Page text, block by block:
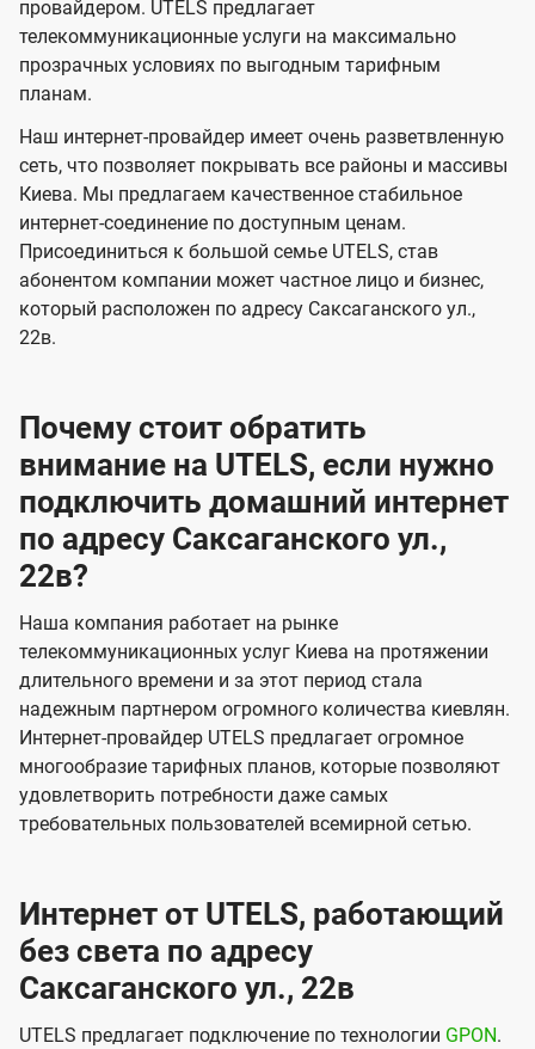
s
и
д
е
н
и
я
д
е
и
я
провайдером. UTELS предлагает
телекоммуникационные услуги на максимально
прозрачных условиях по выгодным тарифным
планам.
Наш интернет-провайдер имеет очень разветвленную
сеть, что позволяет покрывать все районы и массивы
Киева. Мы предлагаем качественное стабильное
интернет-соединение по доступным ценам.
Присоединиться к большой семье UTELS, став
абонентом компании может частное лицо и бизнес,
который расположен по адресу Саксаганского ул.,
22в.
Почему стоит обратить
внимание на UTELS, если нужно
подключить домашний интернет
по адресу Саксаганского ул.,
22в?
Наша компания работает на рынке
телекоммуникационных услуг Киева на протяжении
длительного времени и за этот период стала
надежным партнером огромного количества киевлян.
Интернет-провайдер UTELS предлагает огромное
многообразие тарифных планов, которые позволяют
удовлетворить потребности даже самых
требовательных пользователей всемирной сетью.
Интернет от UTELS, работающий
без света по адресу
Саксаганского ул., 22в
UTELS предлагает подключение по технологии GPON.